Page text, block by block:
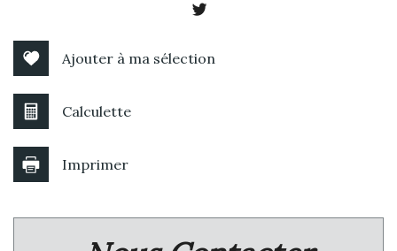
−
Leaflet © Maps
Ajouter à ma sélection
Calculette
Imprimer